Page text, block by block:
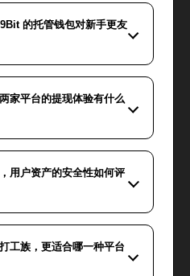
的托管钱包对新手更友
家平台的提现体验有什么
用户资产的安全性如何评
工族，更适合哪一种平台